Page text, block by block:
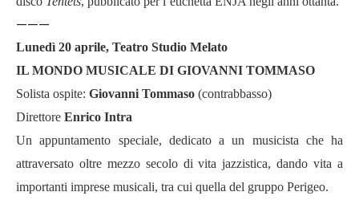
———
Lunedì 20 aprile, Teatro Studio Melato
IL MONDO MUSICALE DI GIOVANNI TOMMASO
Solista ospite: Giovanni Tommaso (contrabbasso)
Direttore Enrico Intra
Un appuntamento speciale, dedicato a un musicista che ha
attraversato oltre mezzo secolo di vita jazzistica, dando vita a
importanti imprese musicali, tra cui quella del gruppo Perigeo.